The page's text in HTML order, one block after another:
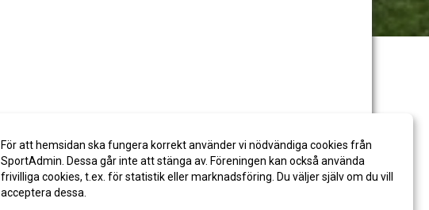
För att hemsidan ska fungera korrekt använder vi nödvändiga cookies från
SportAdmin. Dessa går inte att stänga av. Föreningen kan också använda
frivilliga cookies, t.ex. för statistik eller marknadsföring. Du väljer själv om du vill
acceptera dessa.